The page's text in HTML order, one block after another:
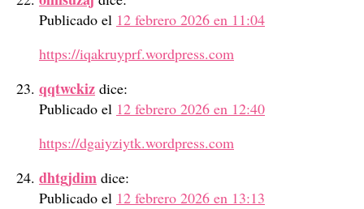
Publicado el 12 febrero 2026 en 11:04
https://iqakruyprf.wordpress.com
qqtwckiz dice:
Publicado el 12 febrero 2026 en 12:40
https://dgaiyziytk.wordpress.com
dhtgjdim dice:
Publicado el 12 febrero 2026 en 13:13